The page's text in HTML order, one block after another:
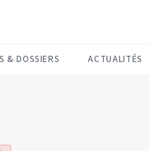
& DOSSIERS ACTUALITÉS